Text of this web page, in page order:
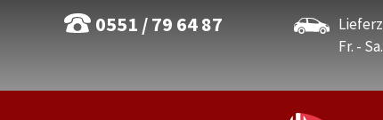
0551 / 79 64 87
Fr. -